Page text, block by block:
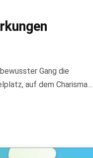
Gang die
auf dem Charisma…